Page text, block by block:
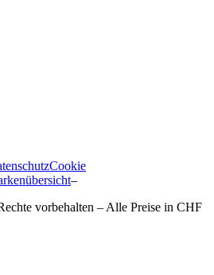
Cookie
–
vorbehalten – Alle Preise in CHF